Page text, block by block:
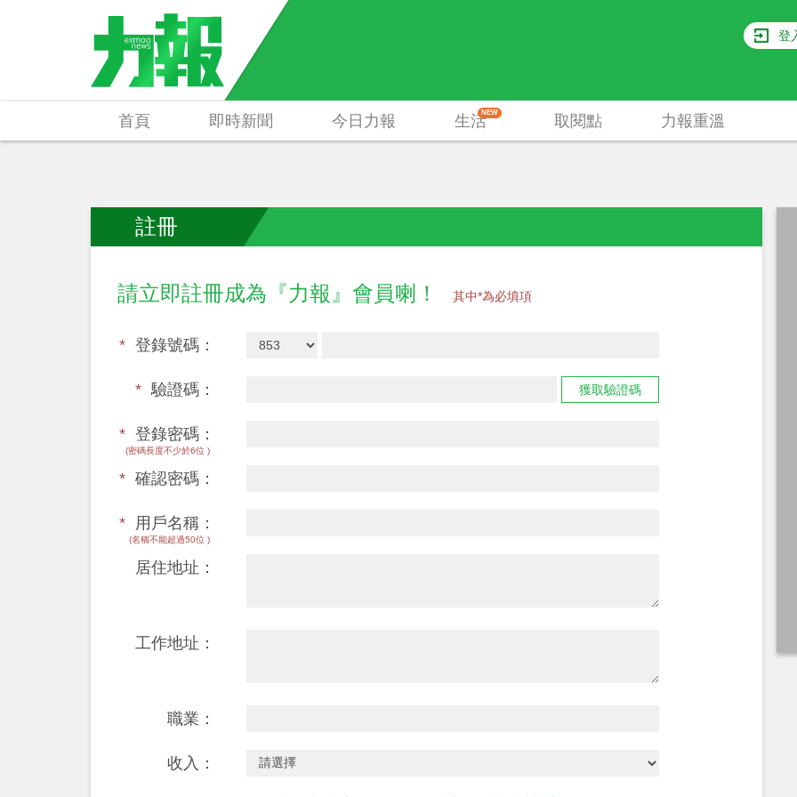
登
首頁 即時新聞 今日力報 生活NEW 取閱點 力報重溫
註冊
請立即註冊成為『力報』會員喇！ 其中*為必填項
* 登錄號碼：
* 驗證碼： 獲取驗證碼
* 登錄密碼：
(密碼長度不少於6位 )
* 確認密碼：
* 用戶名稱：
(名稱不能超過50位 )
居住地址：
工作地址：
職業：
收入：